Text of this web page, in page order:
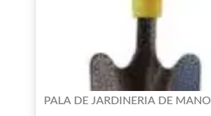
PALA DE JARDINERIA DE MANO